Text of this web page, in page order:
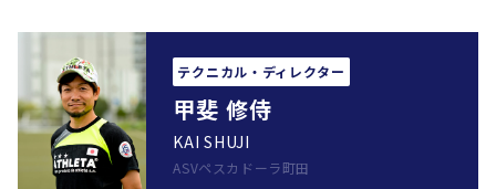
テクニカル・ディレクター
甲斐 修侍
KAI SHUJI
ASVペスカドーラ町田